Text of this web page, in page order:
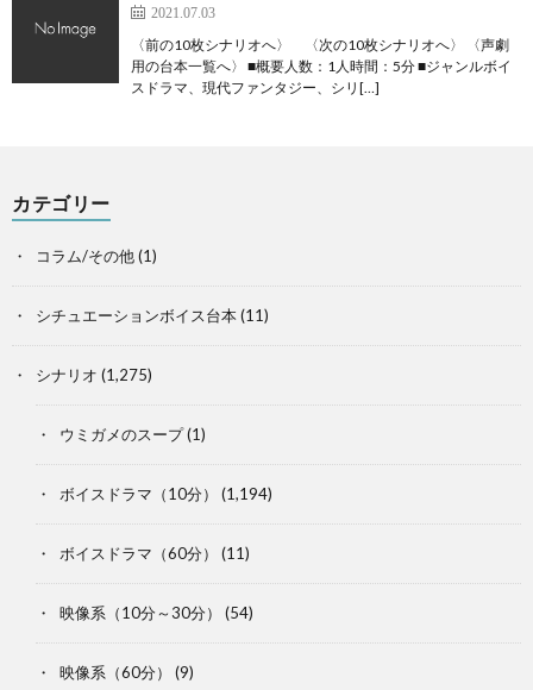
2021.07.03
〈前の10枚シナリオへ〉 〈次の10枚シナリオへ〉 〈声劇
用の台本一覧へ〉 ■概要人数：1人時間：5分 ■ジャンルボイ
スドラマ、現代ファンタジー、シリ[…]
カテゴリー
コラム/その他(1)
シチュエーションボイス台本(11)
シナリオ (1,275)
ウミガメのスープ(1)
ボイスドラマ（10分） (1,194)
ボイスドラマ（60分） (11)
映像系（10分～30分） (54)
映像系（60分） (9)